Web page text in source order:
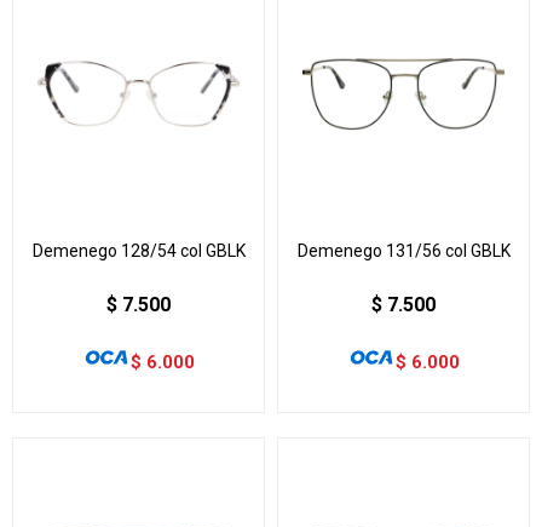
Demenego 128/54 col GBLK
$ 7.500
$ 6.000
Demenego 131/56 col GBLK
$ 7.500
$ 6.000